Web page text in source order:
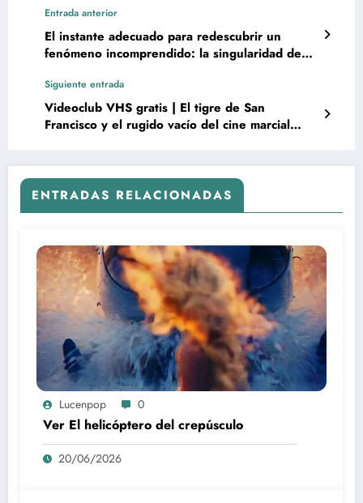
Entrada anterior
El instante adecuado para redescubrir un
fenómeno incomprendido: la singularidad de
Siguiente entrada
Videoclub VHS gratis | El tigre de San
Francisco y el rugido vacío del cine marcial
ENTRADAS RELACIONADAS
Lucenpop 0
Ver El helicóptero del crepúsculo
20/06/2026